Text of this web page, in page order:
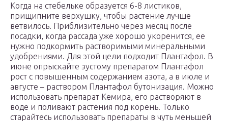
Когда на стебельке образуется 6-8 листиков,
прищипните верхушку, чтобы растение лучше
ветвилось. Приблизительно через месяц после
посадки, когда рассада уже хорошо укоренится, ее
нужно подкормить растворимыми минеральными
удобрениями. Для этой цели подходит Плантафол. В
июне опрыскайте эустому препаратом Плантафол
рост с повышенным содержанием азота, а в июле и
августе – раствором Плантафол бутонизация. Можно
использовать препарат Кемира, его растворяют в
воде и поливают растения под корень. Только
старайтесь использовать препараты в чуть меньшей